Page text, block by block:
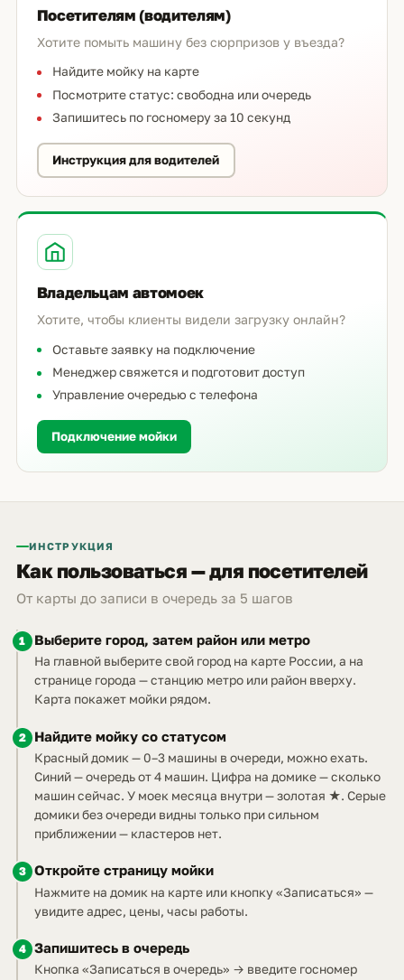
Посетителям (водителям)
Хотите помыть машину без сюрпризов у въезда?
Найдите мойку на карте
Посмотрите статус: свободна или очередь
Запишитесь по госномеру за 10 секунд
Инструкция для водителей
Владельцам автомоек
Хотите, чтобы клиенты видели загрузку онлайн?
Оставьте заявку на подключение
Менеджер свяжется и подготовит доступ
Управление очередью с телефона
Подключение мойки
ИНСТРУКЦИЯ
Как пользоваться — для посетителей
От карты до записи в очередь за 5 шагов
1 Выберите город, затем район или метро
На главной выберите свой город на карте России, а на
странице города — станцию метро или район вверху.
Карта покажет мойки рядом.
2 Найдите мойку со статусом
Красный домик — 0–3 машины в очереди, можно ехать.
Синий — очередь от 4 машин. Цифра на домике — сколько
машин сейчас. У моек месяца внутри — золотая ★. Серые
домики без очереди видны только при сильном
приближении — кластеров нет.
3 Откройте страницу мойки
Нажмите на домик на карте или кнопку «Записаться» —
увидите адрес, цены, часы работы.
4 Запишитесь в очередь
Кнопка «Записаться в очередь» → введите госномер